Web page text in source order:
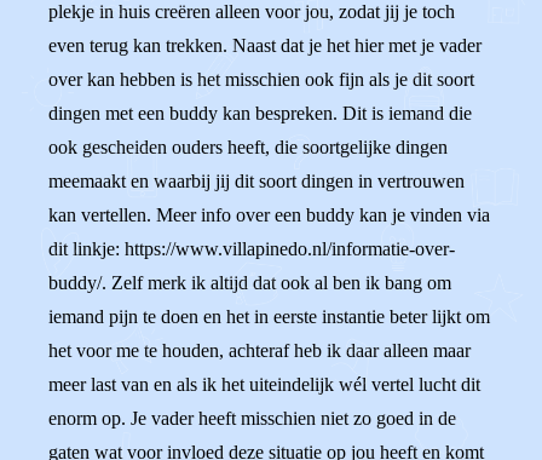
plekje in huis creëren alleen voor jou, zodat jij je toch
even terug kan trekken. Naast dat je het hier met je vader
over kan hebben is het misschien ook fijn als je dit soort
dingen met een buddy kan bespreken. Dit is iemand die
ook gescheiden ouders heeft, die soortgelijke dingen
meemaakt en waarbij jij dit soort dingen in vertrouwen
kan vertellen. Meer info over een buddy kan je vinden via
dit linkje: https://www.villapinedo.nl/informatie-over-
buddy/. Zelf merk ik altijd dat ook al ben ik bang om
iemand pijn te doen en het in eerste instantie beter lijkt om
het voor me te houden, achteraf heb ik daar alleen maar
meer last van en als ik het uiteindelijk wél vertel lucht dit
enorm op. Je vader heeft misschien niet zo goed in de
gaten wat voor invloed deze situatie op jou heeft en komt